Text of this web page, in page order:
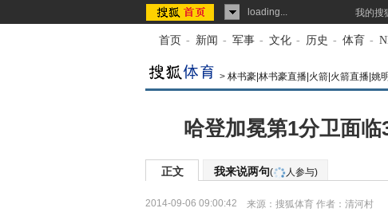
loading... 我的搜
首页 - 新闻 - 军事 - 文化 - 历史 - 体育 -
> 林书豪|林书豪直播|火箭|火箭直播|姚
哈登加冕第1分卫面
正文 我来说两句( 人参与)
2014-09-06 09:00:42 来源： 搜狐体育 作者：清河村